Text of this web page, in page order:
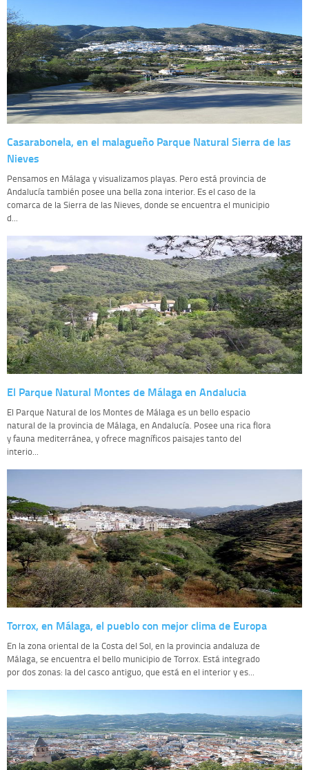
Casarabonela, en el malagueño Parque Natural Sierra de las
Nieves
Pensamos en Málaga y visualizamos playas. Pero está provincia de
Andalucía también posee una bella zona interior. Es el caso de la
comarca de la Sierra de las Nieves, donde se encuentra el municipio
d...
El Parque Natural Montes de Málaga en Andalucia
El Parque Natural de los Montes de Málaga es un bello espacio
natural de la provincia de Málaga, en Andalucía. Posee una rica flora
y fauna mediterránea, y ofrece magníficos paisajes tanto del
interio...
Torrox, en Málaga, el pueblo con mejor clima de Europa
En la zona oriental de la Costa del Sol, en la provincia andaluza de
Málaga, se encuentra el bello municipio de Torrox. Está integrado
por dos zonas: la del casco antiguo, que está en el interior y es...